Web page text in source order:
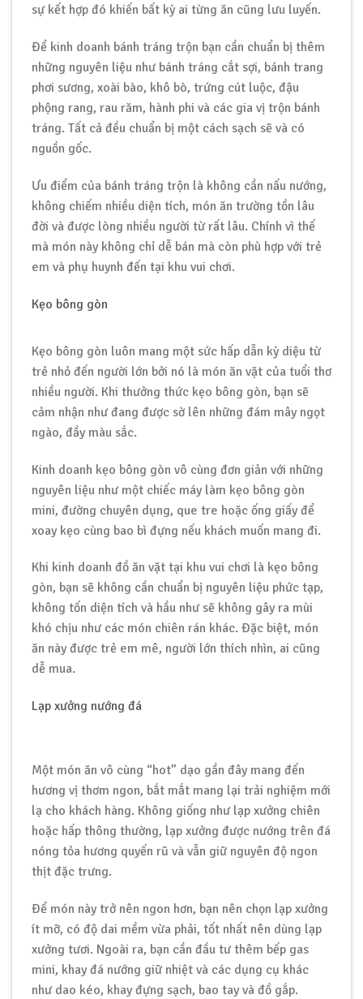
sự kết hợp đó khiến bất kỳ ai từng ăn cũng lưu luyến.
Để kinh doanh bánh tráng trộn bạn cần chuẩn bị thêm
những nguyên liệu như bánh tráng cắt sợi, bánh trang
phơi sương, xoài bào, khô bò, trứng cút luộc, đậu
phộng rang, rau răm, hành phi và các gia vị trộn bánh
tráng. Tất cả đều chuẩn bị một cách sạch sẽ và có
nguồn gốc.
Ưu điểm của bánh tráng trộn là không cần nấu nướng,
không chiếm nhiều diện tích, món ăn trường tồn lâu
đời và được lòng nhiều người từ rất lâu. Chính vì thế
mà món này không chỉ dễ bán mà còn phù hợp với trẻ
em và phụ huynh đến tại khu vui chơi.
Kẹo bông gòn
Kẹo bông gòn luôn mang một sức hấp dẫn kỳ diệu từ
trẻ nhỏ đến người lớn bởi nó là món ăn vặt của tuổi thơ
nhiều người. Khi thưởng thức kẹo bông gòn, bạn sẽ
cảm nhận như đang được sờ lên những đám mây ngọt
ngào, đầy màu sắc.
Kinh doanh kẹo bông gòn vô cùng đơn giản với những
nguyên liệu như một chiếc máy làm kẹo bông gòn
mini, đường chuyên dụng, que tre hoặc ống giấy để
xoay kẹo cùng bao bì đựng nếu khách muốn mang đi.
Khi kinh doanh đồ ăn vặt tại khu vui chơi là kẹo bông
gòn, bạn sẽ không cần chuẩn bị nguyên liệu phức tạp,
không tốn diện tích và hầu như sẽ không gây ra mùi
khó chịu như các món chiên rán khác. Đặc biệt, món
ăn này được trẻ em mê, người lớn thích nhìn, ai cũng
dễ mua.
Lạp xưởng nướng đá
Một món ăn vô cùng “hot” dạo gần đây mang đến
hương vị thơm ngon, bắt mắt mang lại trải nghiệm mới
lạ cho khách hàng. Không giống như lạp xưởng chiên
hoặc hấp thông thường, lạp xưởng được nướng trên đá
nóng tỏa hương quyến rũ và vẫn giữ nguyên độ ngon
thịt đặc trưng.
Để món này trở nên ngon hơn, bạn nên chọn lạp xưởng
ít mỡ, có độ dai mềm vừa phải, tốt nhất nên dùng lạp
xưởng tươi. Ngoài ra, bạn cần đầu tư thêm bếp gas
mini, khay đá nướng giữ nhiệt và các dụng cụ khác
như dao kéo, khay đựng sạch, bao tay và đồ gắp.